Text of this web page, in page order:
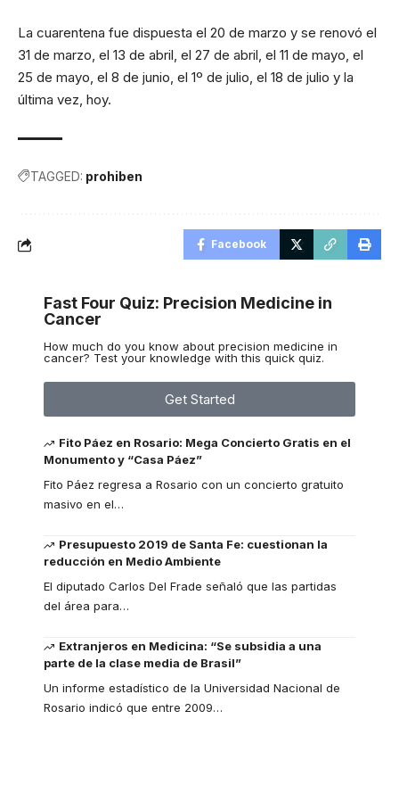
La cuarentena fue dispuesta el 20 de marzo y se renovó el
31 de marzo, el 13 de abril, el 27 de abril, el 11 de mayo, el
25 de mayo, el 8 de junio, el 1º de julio, el 18 de julio y la
última vez, hoy.
TAGGED: prohiben
Facebook
Fast Four Quiz: Precision Medicine in
Cancer
How much do you know about precision medicine in
cancer? Test your knowledge with this quick quiz.
Get Started
Fito Páez en Rosario: Mega Concierto Gratis en el
Monumento y “Casa Páez”
Fito Páez regresa a Rosario con un concierto gratuito
masivo en el…
Presupuesto 2019 de Santa Fe: cuestionan la
reducción en Medio Ambiente
El diputado Carlos Del Frade señaló que las partidas
del área para…
Extranjeros en Medicina: “Se subsidia a una
parte de la clase media de Brasil”
Un informe estadístico de la Universidad Nacional de
Rosario indicó que entre 2009…